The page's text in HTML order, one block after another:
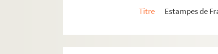
Titre
Estampes de
EST.FC.2712. La statue de Proudhon à
EST.FC.2714. La statue de Proudhon à
EST.FC.2705. Concours du monument